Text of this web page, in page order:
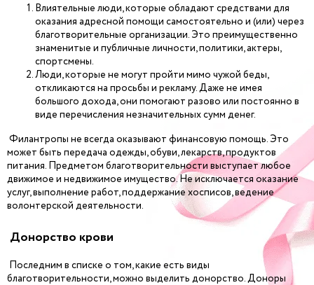
Влиятельные люди, которые обладают средствами для
оказания адресной помощи самостоятельно и (или) через
благотворительные организации. Это преимущественно
знаменитые и публичные личности, политики, актеры,
спортсмены.
Люди, которые не могут пройти мимо чужой беды,
откликаются на просьбы и рекламу. Даже не имея
большого дохода, они помогают разово или постоянно в
виде перечисления незначительных сумм денег.
Филантропы не всегда оказывают финансовую помощь. Это
может быть передача одежды, обуви, лекарств, продуктов
питания. Предметом благотворительности выступает любое
движимое и недвижимое имущество. Не исключается оказание
услуг, выполнение работ, поддержание хосписов, ведение
волонтерской деятельности.
Донорство крови
Последним в списке о том, какие есть виды
благотворительности, можно выделить донорство. Доноры